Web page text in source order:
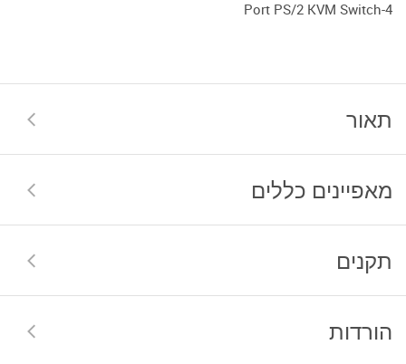
4-Port PS/2 KVM Switch
תאור
מאפיינים כללים
תקנים
הורדות